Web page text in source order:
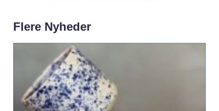
Flere Nyheder